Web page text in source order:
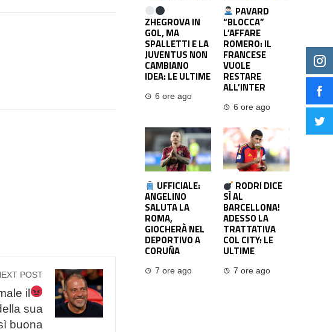
POST
il
sua
buona
ZHEGROVA IN
GOL, MA
SPALLETTI E LA
JUVENTUS NON
CAMBIANO
IDEA: LE ULTIME
6 ore ago
PAVARD
“BLOCCA”
L’AFFARE
ROMERO: IL
FRANCESE
VUOLE
RESTARE
ALL’INTER
6 ore ago
UFFICIALE:
ANGELINO
SALUTA LA
ROMA,
GIOCHERÀ NEL
DEPORTIVO A
CORUÑA
7 ore ago
RODRI DICE
SÌ AL
BARCELLONA!
ADESSO LA
TRATTATIVA
COL CITY: LE
ULTIME
7 ore ago